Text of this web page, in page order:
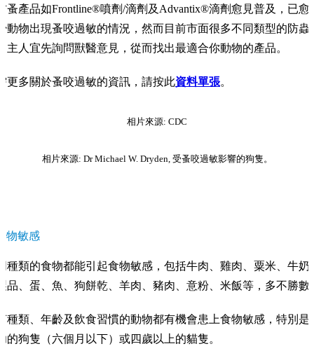
蚤產品如Frontline®噴劑/滴劑及Advantix®滴劑愈見普及，已愈
動物出現蚤咬過敏的情況，然而目前市面很多不同類型的防蟲
主人宜先詢問獸醫意見，從而找出最適合你動物的產品。
更多關於蚤咬過敏的資訊，請按此資料單張。
相片來源: CDC
相片來源: Dr Michael W. Dryden, 受蚤咬過敏影響的狗隻。
物敏感
種類的食物都能引起食物敏感，包括牛肉、雞肉、粟米、牛奶
品、蛋、魚、狗餅乾、羊肉、豬肉、意粉、米飯等，多不勝數
種類、年齡及飲食習慣的動物都有機會患上食物敏感，特別是
的狗隻（六個月以下）或四歲以上的貓隻。